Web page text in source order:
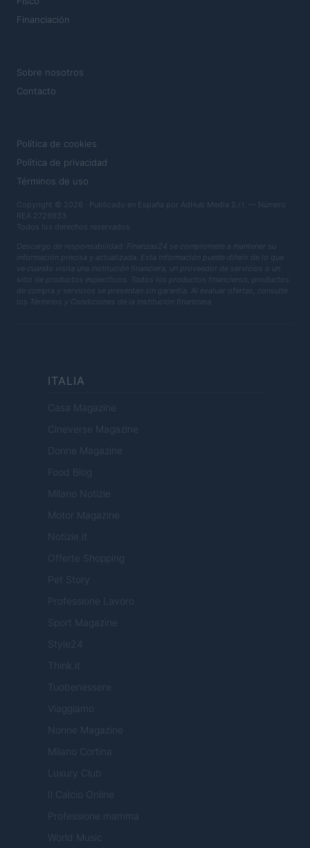
Financiación
Sobre nosotros
Contacto
Política de cookies
Política de privacidad
Términos de uso
Copyright © 2026 · Publicado en España por AdHub Media S.r.l. — Número
REA 2729933
Todos los derechos reservados
Descargo de responsabilidad: Finanzas24 se compromete a mantener su
información precisa y actualizada. Esta información puede diferir de lo que
ve cuando visita una institución financiera, un proveedor de servicios o un
sitio de productos específicos. Todos los productos financieros, productos
de compra y servicios se presentan sin garantía. Al evaluar ofertas, consulte
los Términos y Condiciones de la institución financiera.
ITALIA
Casa Magazine
Cineverse Magazine
Donne Magazine
Food Blog
Milano Notizie
Motor Magazine
Notizie.it
Offerte Shopping
Pet Story
Professione Lavoro
Sport Magazine
Style24
Think.it
Tuobenessere
Viaggiamo
Nonne Magazine
Milano Cortina
Luxury Club
Il Calcio Online
Professione mamma
World Music